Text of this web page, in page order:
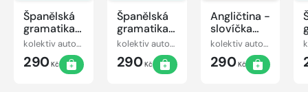
Španělská
gramatika
B2, C1
kolektiv autorů
290Kč
Španělská
gramatika
B1
kolektiv autorů
290Kč
Angličtina -
slovíčka
pro
pokročilé
C1-C2
kolektiv autorů
290Kč